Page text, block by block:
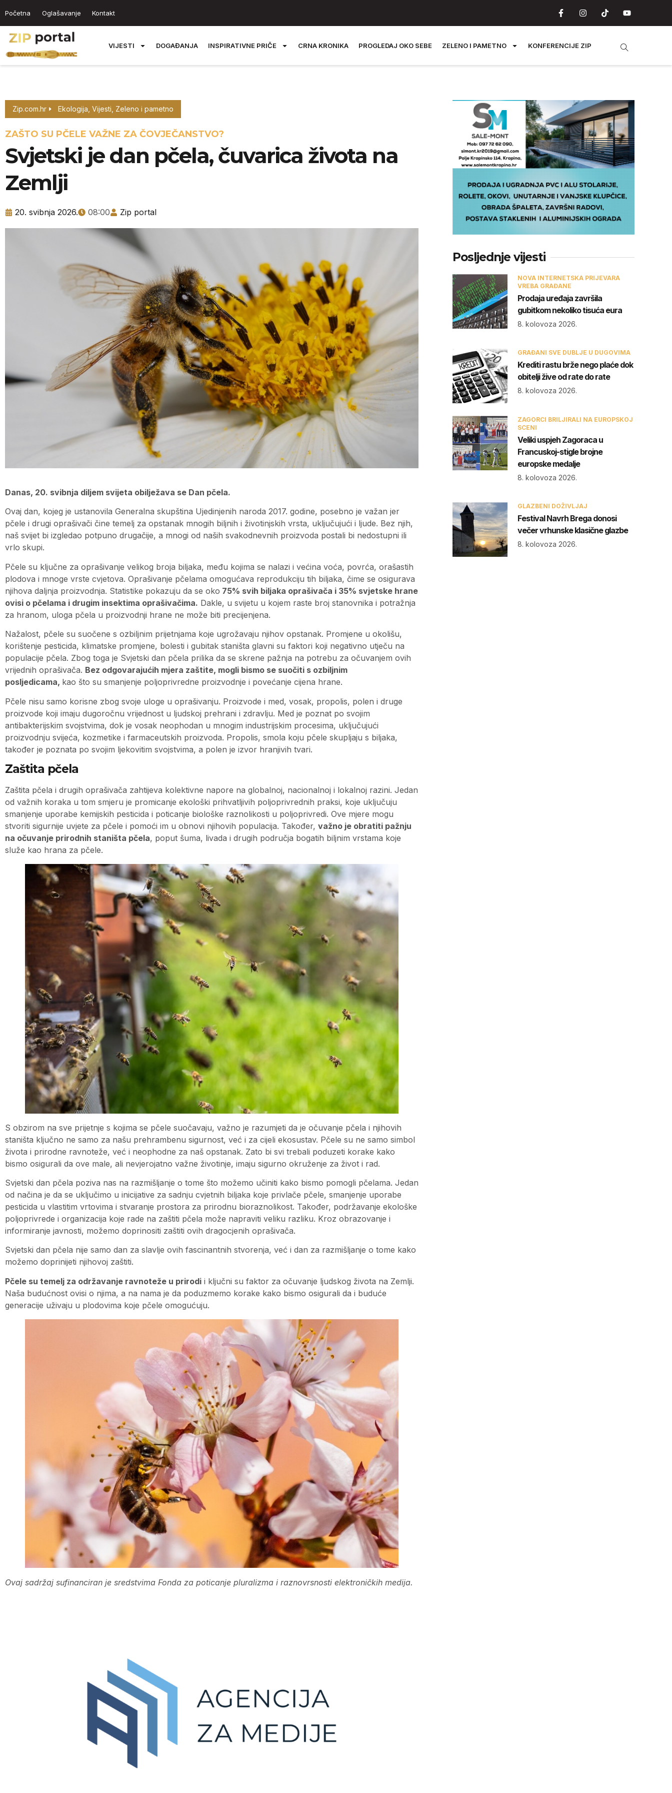
Početna Oglašavanje Kontakt
VIJESTI DOGAĐANJA INSPIRATIVNE PRIČE CRNA KRONIKA PROGLEDAJ OKO SEBE ZELENO I PAMETNO KONFERENCIJE ZIP
Zip.com.hr Ekologija Vijesti Zeleno i pametno
ZAŠTO SU PČELE VAŽNE ZA ČOVJEČANSTVO?
Svjetski je dan pčela, čuvarica života na
Zemlji
20. svibnja 2026. 08:00 Zip portal
Danas, 20. svibnja diljem svijeta obilježava se Dan pčela.
Ovaj dan, kojeg je ustanovila Generalna skupština Ujedinjenih naroda 2017. godine, posebno je važan jer
pčele i drugi oprašivači čine temelj za opstanak mnogih biljnih i životinjskih vrsta, uključujući i ljude. Bez njih,
naš svijet bi izgledao potpuno drugačije, a mnogi od naših svakodnevnih proizvoda postali bi nedostupni ili
vrlo skupi.
Pčele su ključne za oprašivanje velikog broja biljaka, među kojima se nalazi i većina voća, povrća, orašastih
plodova i mnoge vrste cvjetova. Oprašivanje pčelama omogućava reprodukciju tih biljaka, čime se osigurava
njihova daljnja proizvodnja. Statistike pokazuju da se oko 75% svih biljaka oprašivača i 35% svjetske hrane
ovisi o pčelama i drugim insektima oprašivačima. Dakle, u svijetu u kojem raste broj stanovnika i potražnja
za hranom, uloga pčela u proizvodnji hrane ne može biti precijenjena.
Nažalost, pčele su suočene s ozbiljnim prijetnjama koje ugrožavaju njihov opstanak. Promjene u okolišu,
korištenje pesticida, klimatske promjene, bolesti i gubitak staništa glavni su faktori koji negativno utječu na
populacije pčela. Zbog toga je Svjetski dan pčela prilika da se skrene pažnja na potrebu za očuvanjem ovih
vrijednih oprašivača. Bez odgovarajućih mjera zaštite, mogli bismo se suočiti s ozbiljnim
posljedicama, kao što su smanjenje poljoprivredne proizvodnje i povećanje cijena hrane.
Pčele nisu samo korisne zbog svoje uloge u oprašivanju. Proizvode i med, vosak, propolis, polen i druge
proizvode koji imaju dugoročnu vrijednost u ljudskoj prehrani i zdravlju. Med je poznat po svojim
antibakterijskim svojstvima, dok je vosak neophodan u mnogim industrijskim procesima, uključujući
proizvodnju svijeća, kozmetike i farmaceutskih proizvoda. Propolis, smola koju pčele skupljaju s biljaka,
također je poznata po svojim ljekovitim svojstvima, a polen je izvor hranjivih tvari.
Zaštita pčela
Zaštita pčela i drugih oprašivača zahtijeva kolektivne napore na globalnoj, nacionalnoj i lokalnoj razini. Jedan
od važnih koraka u tom smjeru je promicanje ekološki prihvatljivih poljoprivrednih praksi, koje uključuju
smanjenje uporabe kemijskih pesticida i poticanje biološke raznolikosti u poljoprivredi. Ove mjere mogu
stvoriti sigurnije uvjete za pčele i pomoći im u obnovi njihovih populacija. Također, važno je obratiti pažnju
na očuvanje prirodnih staništa pčela, poput šuma, livada i drugih područja bogatih biljnim vrstama koje
služe kao hrana za pčele.
S obzirom na sve prijetnje s kojima se pčele suočavaju, važno je razumjeti da je očuvanje pčela i njihovih
staništa ključno ne samo za našu prehrambenu sigurnost, već i za cijeli ekosustav. Pčele su ne samo simbol
života i prirodne ravnoteže, već i neophodne za naš opstanak. Zato bi svi trebali poduzeti korake kako
bismo osigurali da ove male, ali nevjerojatno važne životinje, imaju sigurno okruženje za život i rad.
Svjetski dan pčela poziva nas na razmišljanje o tome što možemo učiniti kako bismo pomogli pčelama. Jedan
od načina je da se uključimo u inicijative za sadnju cvjetnih biljaka koje privlače pčele, smanjenje uporabe
pesticida u vlastitim vrtovima i stvaranje prostora za prirodnu bioraznolikost. Također, podržavanje ekološke
poljoprivrede i organizacija koje rade na zaštiti pčela može napraviti veliku razliku. Kroz obrazovanje i
informiranje javnosti, možemo doprinositi zaštiti ovih dragocjenih oprašivača.
Svjetski dan pčela nije samo dan za slavlje ovih fascinantnih stvorenja, već i dan za razmišljanje o tome kako
možemo doprinijeti njihovoj zaštiti.
Pčele su temelj za održavanje ravnoteže u prirodi i ključni su faktor za očuvanje ljudskog života na Zemlji.
Naša budućnost ovisi o njima, a na nama je da poduzmemo korake kako bismo osigurali da i buduće
generacije uživaju u plodovima koje pčele omogućuju.
Ovaj sadržaj sufinanciran je sredstvima Fonda za poticanje pluralizma i raznovrsnosti elektroničkih medija.
Posljednje vijesti
NOVA INTERNETSKA PRIJEVARA
VREBA GRAĐANE
Prodaja uređaja završila
gubitkom nekoliko tisuća eura
8. kolovoza 2026.
GRAĐANI SVE DUBLJE U DUGOVIMA
Krediti rastu brže nego plaće dok
obitelji žive od rate do rate
8. kolovoza 2026.
ZAGORCI BRILJIRALI NA EUROPSKOJ
SCENI
Veliki uspjeh Zagoraca u
Francuskoj-stigle brojne
europske medalje
8. kolovoza 2026.
GLAZBENI DOŽIVLJAJ
Festival Navrh Brega donosi
večer vrhunske klasične glazbe
8. kolovoza 2026.